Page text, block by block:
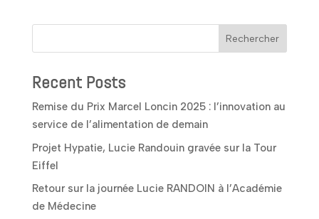
Rechercher
Recent Posts
Remise du Prix Marcel Loncin 2025 : l’innovation au
service de l’alimentation de demain
Projet Hypatie, Lucie Randouin gravée sur la Tour
Eiffel
Retour sur la journée Lucie RANDOIN à l’Académie
de Médecine